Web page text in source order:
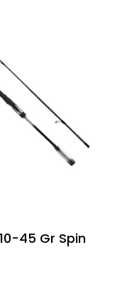
45 Gr Spin